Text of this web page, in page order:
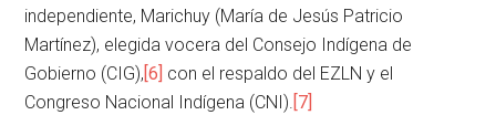
independiente, Marichuy (María de Jesús Patricio
Martínez), elegida vocera del Consejo Indígena de
Gobierno (CIG),[6] con el respaldo del EZLN y el
Congreso Nacional Indígena (CNI).[7]